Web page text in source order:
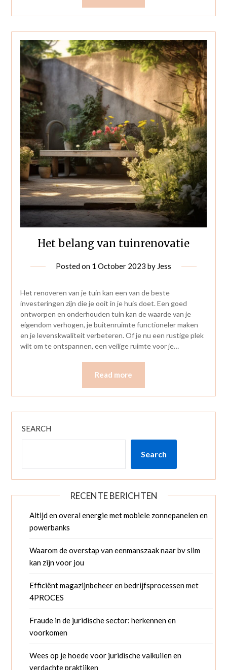
Het belang van tuinrenovatie
Posted on 1 October 2023 by Jess
Het renoveren van je tuin kan een van de beste
investeringen zijn die je ooit in je huis doet. Een goed
ontworpen en onderhouden tuin kan de waarde van je
eigendom verhogen, je buitenruimte functioneler maken
en je levenskwaliteit verbeteren. Of je nu een rustige plek
wilt om te ontspannen, een veilige ruimte voor je…
Read more
SEARCH
Search
RECENTE BERICHTEN
Altijd en overal energie met mobiele zonnepanelen en
powerbanks
Waarom de overstap van eenmanszaak naar bv slim
kan zijn voor jou
Efficiënt magazijnbeheer en bedrijfsprocessen met
4PROCES
Fraude in de juridische sector: herkennen en
voorkomen
Wees op je hoede voor juridische valkuilen en
verdachte praktijken